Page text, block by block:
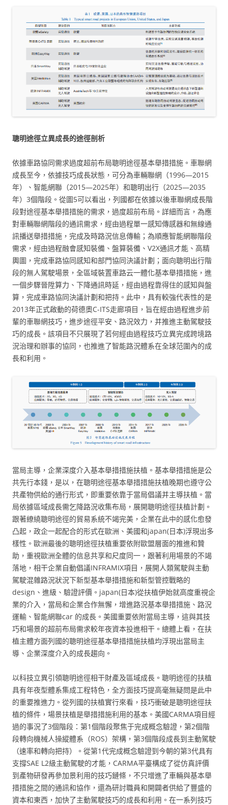
聰明途徑立異成長的途徑剖析
依據車路協同需求過度超前布局聰明途徑基本舉措措施。車聯網
成長至今，依據技巧成長狀態，可分為車輛聯網（1996—2015
年）、智能網聯（2015—2025年）和聰明出行（2025—2035
年）3個階段。從圖5可以看出，列國都在依據以後車聯網成長階
段對途徑基本舉措措施的需求，過度超前布局。詳細而言，為應
對車輛聯網階段的通訊需求，經由過程單一感知傳感器和無線通
訊播送舉措措施，完成及時路況信息傳輸；為順應智能網聯階段
需求，經由過程融會感知裝備、盤算裝備、V2X通訊才能、高精
輿圖，完成車路協同感知和部門協同決議計劃；面向聰明出行階
段的無人駕駛場景，全區域裝置車路云一體化基本舉措措施，進
一個步驟晉陞算力、下降通訊時延，經由過程靠得住的感知與盤
算，完成車路協同決議計劃和把持。此中，具有較強代表性的是
2013年正式啟動的荷德奧C-ITS走廊項目，旨在經由過程進步前
輩的車聯網技巧，進步途徑平安、路況效力，并推進主動駕駛技
巧的成長。該項目不只展現了若何經由過程技巧立異完成跨境路
況治理和辦事的協同，也推進了智能路況體系在全球范圍內的成
長和利用。
當局主導，企業深度介入基本舉措措施扶植。基本舉措措施是公
共先行本錢，是以，在聰明途徑基本舉措措施扶植晚期也遵守公
共產物供給的通行形式，即重要依靠于當局倡議并主導扶植。當
局依據區域成長需乞降路況收集布局，展開聰明途徑扶植計劃。
跟著繚繞聰明途徑的貿易系統不竭完美，企業在此中的感化愈發
凸起，政企一起配合的形式在歐洲、美國和japan(日本)浮現出多
樣性。歐洲最後的聰明途徑扶植重要依附歐盟層面的推進和贊
助，重視歐洲全體的信息共享和尺度同一，跟著利用場景的不竭
落地，相干企業自動倡議INFRAMIX項目，展開人類駕駛與主動
駕駛混雜路況狀況下新型基本舉措措施和新型管控戰略的
design、進級、驗證評價。japan(日本)從扶植伊始就高度重視企
業的介入，當局和企業合作無懈，增進路況基本舉措措施、路況
運輸、智能網聯car 的成長。美國重要依附當局主導，這與其技
巧和場景的超前布局需求較年夜資本投進相干。總體上看，在扶
植主體方面列國的聰明途徑基本舉措措施扶植均浮現出當局主
導、企業深度介入的成長趨向。
以科技立異引領聰明途徑相干財產及區域成長。聰明途徑的扶植
具有年夜型體系集成工程特色，全方面技巧提高毫無疑問是此中
的重要推進力。從列國的扶植實行來看，技巧衝破是聰明途徑扶
植的條件，場景扶植是舉措措施利用的基本。美國CARMA項目經
過的事況了3個階段：第1個階段聚焦于完成概念驗證，第2個階
段轉向機械人操縱體系（ROS）架構，第3個階段成長到主動駕駛
（速率和轉向把持）。從第1代完成概念驗證到今朝的第3代具有
支撐SAE L2級主動駕駛的才能，CARMA平臺構成了從仿真評價
到產物研發再參加景利用的技巧鏈條，不只增進了車輛與基本舉
措措施之間的通訊和協作，還為研討職員和開闢者供給了豐盛的
資本和東西，加快了主動駕駛技巧的成長和利用。在一系列技巧